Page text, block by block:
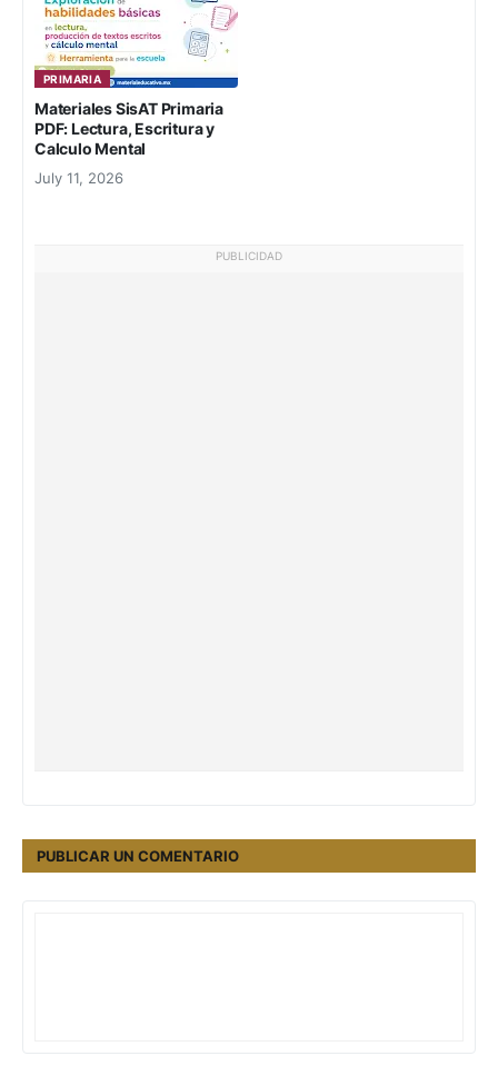
PRIMARIA
Materiales SisAT Primaria
PDF: Lectura, Escritura y
Calculo Mental
July 11, 2026
PUBLICIDAD
PUBLICAR UN COMENTARIO